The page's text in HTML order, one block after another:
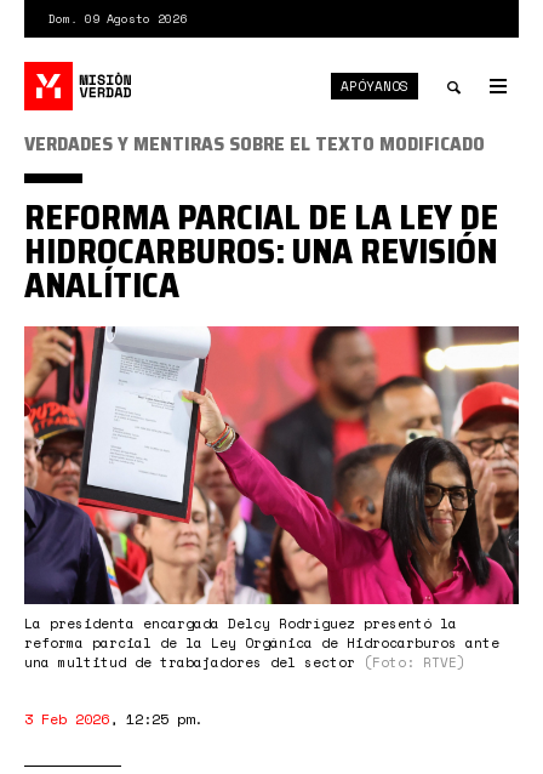
contenido
principal
Dom. 09 Agosto 2026
Toggle
APÓYANOS
DR
LOH
La presidenta encargada Delcy Rodríguez presentó la
reforma parcial de la Ley Orgánica de Hidrocarburos ante
una multitud de trabajadores del sector
(Foto: RTVE)
VERDADES Y MENTIRAS SOBRE EL TEXTO MODIFICADO
REFORMA PARCIAL DE LA LEY DE
HIDROCARBUROS: UNA REVISIÓN
ANALÍTICA
3 Feb 2026, 12:25 pm.